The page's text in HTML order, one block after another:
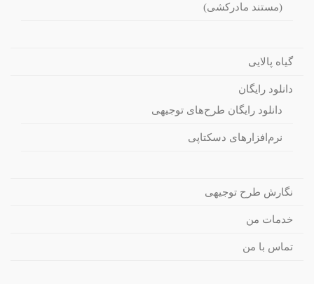
(مستند مادرکشی)
گیاه پالایی
دانلود رایگان
دانلود رایگان طرح‌های توجیهی
نرم‌افزارهای دسکتاپی
نگارش طرح توجیهی
خدمات من
تماس با من